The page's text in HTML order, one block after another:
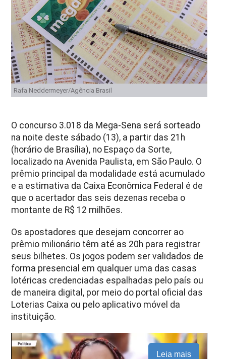
Rafa Neddermeyer/Agência Brasil
O concurso 3.018 da Mega-Sena será sorteado
na noite deste sábado (13), a partir das 21h
(horário de Brasília), no Espaço da Sorte,
localizado na Avenida Paulista, em São Paulo. O
prêmio principal da modalidade está acumulado
e a estimativa da Caixa Econômica Federal é de
que o acertador das seis dezenas receba o
montante de R$ 12 milhões.
Os apostadores que desejam concorrer ao
prêmio milionário têm até as 20h para registrar
seus bilhetes. Os jogos podem ser validados de
forma presencial em qualquer uma das casas
lotéricas credenciadas espalhadas pelo país ou
de maneira digital, por meio do portal oficial das
Loterias Caixa ou pelo aplicativo móvel da
instituição.
Leia mais